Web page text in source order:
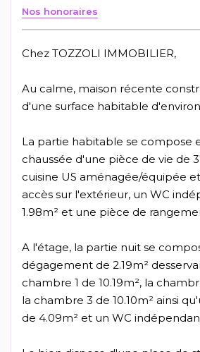
Nos honoraires
Chez TOZZOLI IMMOBILIER,
Au calme, maison récente
d'une surface habitable
La partie habitable se compose
chaussée d'une pièce de vie de
cuisine US aménagée/équipée
accès sur l'extérieur, un WC
1.98m² et une pièce de
A l'étage, la partie nuit se
dégagement de 2.19m²
chambre 1 de 10.19m², la
la chambre 3 de 10.10m² ainsi
de 4.09m² et un WC